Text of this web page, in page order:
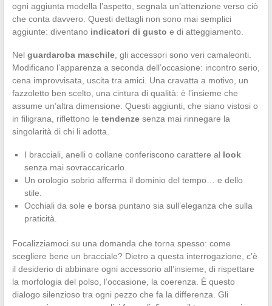
ogni aggiunta modella l’aspetto, segnala un’attenzione verso ciò
che conta davvero. Questi dettagli non sono mai semplici
aggiunte: diventano indicatori di gusto e di atteggiamento.
Nel guardaroba maschile, gli accessori sono veri camaleonti.
Modificano l’apparenza a seconda dell’occasione: incontro serio,
cena improvvisata, uscita tra amici. Una cravatta a motivo, un
fazzoletto ben scelto, una cintura di qualità: è l’insieme che
assume un’altra dimensione. Questi aggiunti, che siano vistosi o
in filigrana, riflettono le tendenzesenza mai rinnegare la
singolarità di chi li adotta.
I bracciali, anelli o collane conferiscono carattere al look
senza mai sovraccaricarlo.
Un orologio sobrio afferma il dominio del tempo… e dello
stile.
Occhiali da sole e borsa puntano sia sull’eleganza che sulla
praticità.
Focalizziamoci su una domanda che torna spesso: come
scegliere bene un bracciale? Dietro a questa interrogazione, c’è
il desiderio di abbinare ogni accessorio all’insieme, di rispettare
la morfologia del polso, l’occasione, la coerenza. È questo
dialogo silenzioso tra ogni pezzo che fa la differenza. Gli